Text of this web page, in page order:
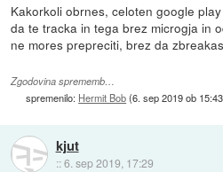
Kakorkoli obrnes, celoten google
da te tracka in tega brez microgja in
ne mores prepreciti, brez da
Zgodovina sprememb…
spremenilo: Hermit Bob(6. sep 2019 ob 15:43
kjut
::6. sep 2019, 17:29